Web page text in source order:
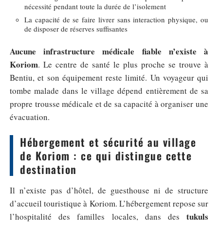
nécessité pendant toute la durée de l’isolement
La capacité de se faire livrer sans interaction physique, ou
de disposer de réserves suffisantes
Aucune infrastructure médicale fiable n’existe à
Koriom. Le centre de santé le plus proche se trouve à
Bentiu, et son équipement reste limité. Un voyageur qui
tombe malade dans le village dépend entièrement de sa
propre trousse médicale et de sa capacité à organiser une
évacuation.
Hébergement et sécurité au village
de Koriom : ce qui distingue cette
destination
Il n’existe pas d’hôtel, de guesthouse ni de structure
d’accueil touristique à Koriom. L’hébergement repose sur
l’hospitalité des familles locales, dans des tukuls